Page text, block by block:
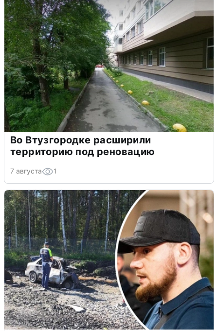
Во Втузгородке расширили
территорию под реновацию
7 августа 1